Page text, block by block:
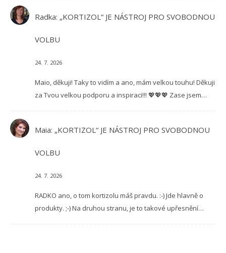
Radka: „KORTIZOL“ JE NÁSTROJ PRO SVOBODNOU
VOLBU
24. 7. 2026
Maio, děkuji! Taky to vidím a ano, mám velkou touhu! Děkuji
za Tvou velkou podporu a inspiraci!!! 💖💖💖 Zase jsem…
Maia: „KORTIZOL“ JE NÁSTROJ PRO SVOBODNOU
VOLBU
24. 7. 2026
RADKO ano, o tom kortizolu máš pravdu. :-) Jde hlavně o
produkty. ;-) Na druhou stranu, je to takové upřesnění…